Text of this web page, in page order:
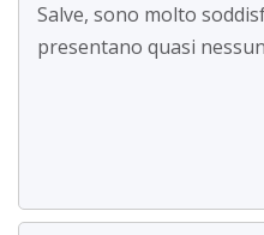
Salve, sono molto
presentano quasi